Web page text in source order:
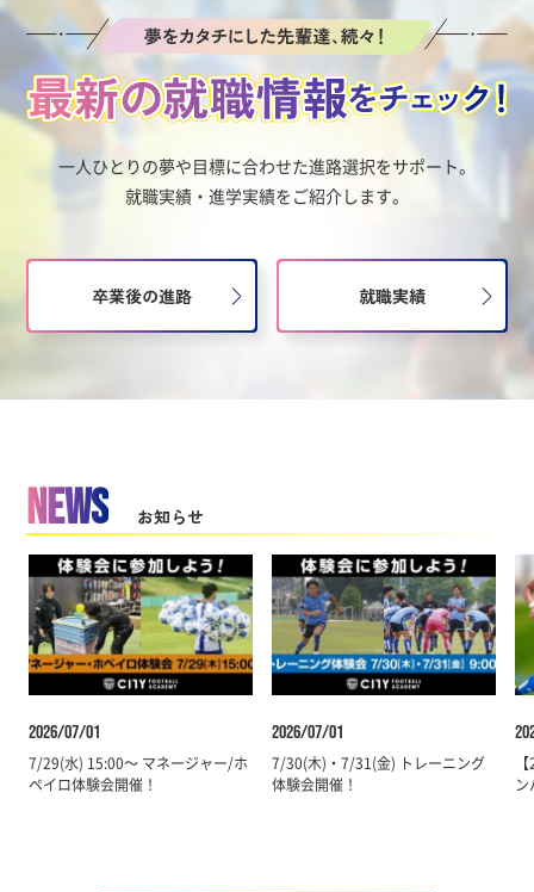
一人ひとりの夢や目標に合わせた進路選択をサポート。
就職実績・進学実績をご紹介します。
卒業後の進路 就職実績
NEWS お知らせ
2026/07/01
7/29(水) 15:00～ マネージャー/ホ
ペイロ体験会開催！
2026/07/01
7/30(木)・7/31(金) トレーニング
体験会開催！